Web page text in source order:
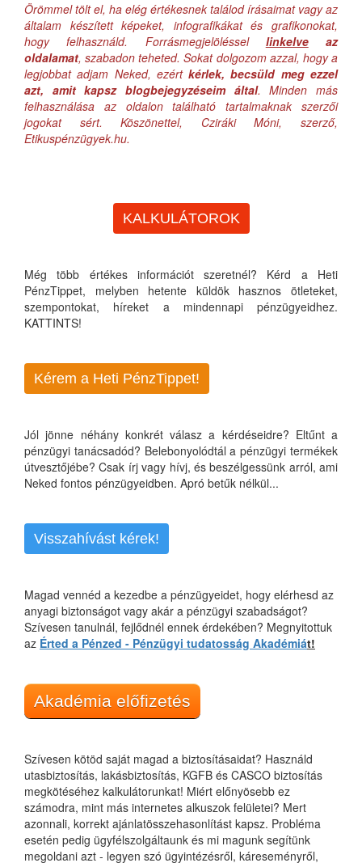
Örömmel tölt el, ha elég értékesnek találod írásaimat vagy az
általam készített képeket, infografikákat és grafikonokat,
hogy felhasználd. Forrásmegjelöléssel linkelveaz
oldalamat, szabadon teheted. Sokat dolgozom azzal, hogy a
legjobbat adjam Neked, ezértkérlek, becsüld meg ezzel
azt, amit kapsz blogbejegyzéseim által. Minden más
felhasználása az oldalon található tartalmaknak szerzői
jogokat sért. Köszönettel, Cziráki Móni, szerző,
Etikuspénzügyek.hu.
KALKULÁTOROK
Még több értékes információt szeretnél? Kérd a Heti
PénzTippet, melyben hetente küldök hasznos ötleteket,
szempontokat, híreket a mindennapi pénzügyeidhez.
KATTINTS!
Kérem a Heti PénzTippet!
Jól jönne néhány konkrét válasz a kérdéseidre? Eltűnt a
pénzügyi tanácsadód? Belebonyolódtál a pénzügyi termékek
útvesztőjébe? Csak írj vagy hívj, és beszélgessünk arról, ami
Neked fontos pénzügyeidben. Apró betűk nélkül...
Visszahívást kérek!
Magad vennéd a kezedbe a pénzügyeidet, hogy elérhesd az
anyagi biztonságot vagy akár a pénzügyi szabadságot?
Szívesen tanulnál, fejlődnél ennek érdekében? Megnyitottuk
az Érted a Pénzed - Pénzügyi tudatosság Akadémiát!
Akadémia előfizetés
Szívesen kötöd saját magad a biztosításaidat? Használd
utasbiztosítás, lakásbiztosítás, KGFB és CASCO biztosítás
megkötéséhez kalkulátorunkat! Miért előnyösebb ez
számodra, mint más internetes alkuszok felületei? Mert
azonnali, korrekt ajánlatösszehasonlítást kapsz. Probléma
esetén pedig ügyfélszolgáltaunk és mi magunk segítünk
megoldani azt - legyen szó ügyintézésről, káreseményről,